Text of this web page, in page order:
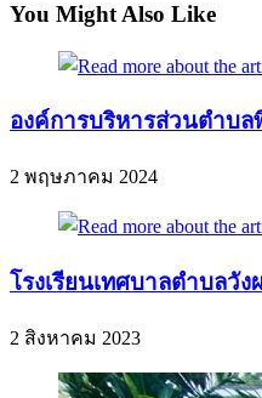
You Might Also Like
องค์การบริหารส่วนตำบล
2 พฤษภาคม 2024
โรงเรียนเทศบาลตำบลวัง
2 สิงหาคม 2023